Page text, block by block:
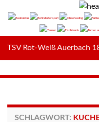
TSV Rot-Weiß Auerbach
SCHLAGWORT: